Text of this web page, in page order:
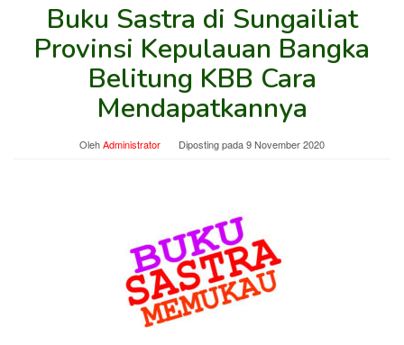
Buku Sastra di Sungailiat
Provinsi Kepulauan Bangka
Belitung KBB Cara
Mendapatkannya
OlehAdministrator Diposting pada9 November 2020